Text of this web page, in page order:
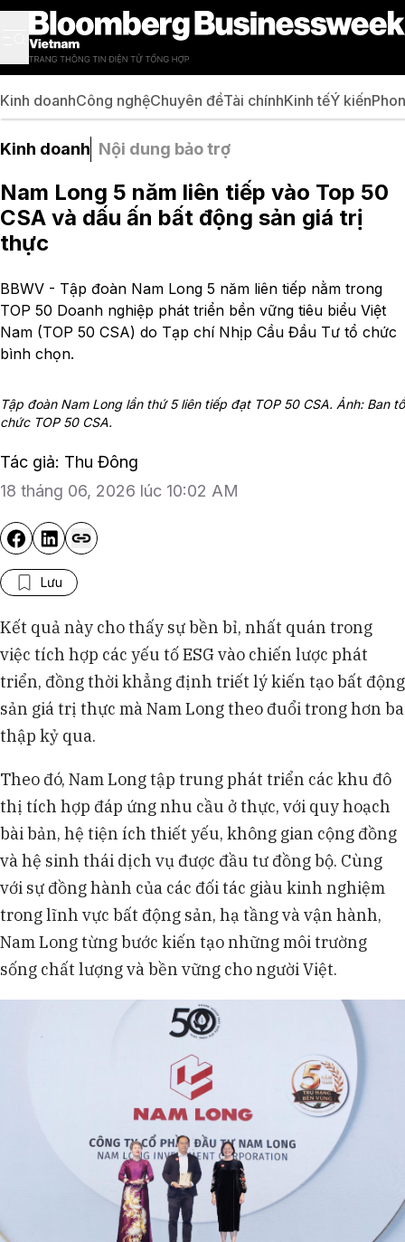
Kinh doanhCông nghệChuyên đềTài chínhKinh tếÝ kiến
Kinh doanh Nội dung bảo trợ
Nam Long 5 năm liên tiếp vào Top 50
CSA và dấu ấn bất động sản giá trị
thực
BBWV - Tập đoàn Nam Long 5 năm liên tiếp nằm trong
TOP 50 Doanh nghiệp phát triển bền vững tiêu biểu Việt
Nam (TOP 50 CSA) do Tạp chí Nhịp Cầu Đầu Tư tổ chức
bình chọn.
Tập đoàn Nam Long lần thứ 5 liên tiếp đạt TOP 50 CSA. Ảnh: Ban tổ
chức TOP 50 CSA.
Tác giả: Thu Đông
18 tháng 06, 2026 lúc 10:02 AM
Lưu
Kết quả này cho thấy sự bền bỉ, nhất quán trong
việc tích hợp các yếu tố ESG vào chiến lược phát
triển, đồng thời khẳng định triết lý kiến tạo bất động
sản giá trị thực mà Nam Long theo đuổi trong hơn ba
thập kỷ qua.
Theo đó, Nam Long tập trung phát triển các khu đô
thị tích hợp đáp ứng nhu cầu ở thực, với quy hoạch
bài bản, hệ tiện ích thiết yếu, không gian cộng đồng
và hệ sinh thái dịch vụ được đầu tư đồng bộ. Cùng
với sự đồng hành của các đối tác giàu kinh nghiệm
trong lĩnh vực bất động sản, hạ tầng và vận hành,
Nam Long từng bước kiến tạo những môi trường
sống chất lượng và bền vững cho người Việt.